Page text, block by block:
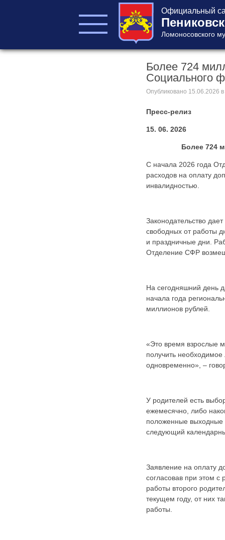
Официальный
Ломоносовского
Более 724
Социального
Опубликовано 15.06.2026
Пресс-релиз
15. 06. 2026
Более 724
С начала 2026 года
расходов на оплату
инвалидностью.
Законодательство
свободных от работы
и праздничные дни.
Отделение СФР
На сегодняшний день
начала года
миллионов рублей.
«Это время взрослые
получить
одновременно», –
У родителей есть
ежемесячно, либо
положенные выходные
следующий
Заявление на оплату
согласовав при этом с
работы второго
текущем году, от них
работы.